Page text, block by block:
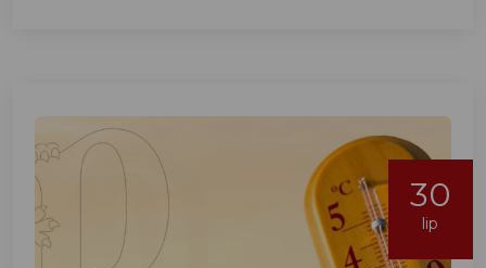
30
lip